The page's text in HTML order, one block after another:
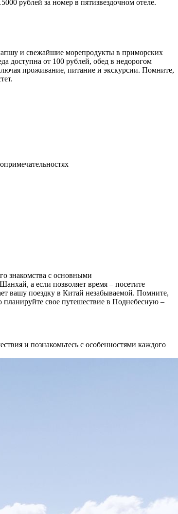
рублей за номер в пятизвездочном отеле.
и свежайшие морепродукты в приморских
доступна от 100 рублей, обед в недорогом
проживание, питание и экскурсии. Помните,
знакомства с основными
а если позволяет время – посетите
вашу поездку в Китай незабываемой. Помните,
свое путешествие в Поднебесную –
и познакомьтесь с особенностями каждого